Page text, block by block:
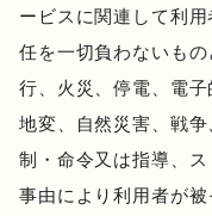
ービスに関連して利
任を一切負わないも
行、火災、停電、電
地変、自然災害、戦
制・命令又は指導、
事由により利用者が